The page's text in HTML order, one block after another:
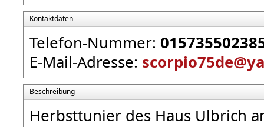
Kontaktdaten
Telefon-Nummer:
E-Mail-Adresse:
Beschreibung
Herbsttunier des Haus Ulbrich